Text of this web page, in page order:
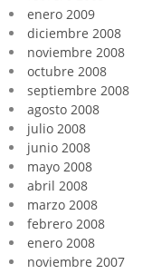
enero 2009
diciembre 2008
noviembre 2008
octubre 2008
septiembre 2008
agosto 2008
julio 2008
junio 2008
mayo 2008
abril 2008
marzo 2008
febrero 2008
enero 2008
noviembre 2007